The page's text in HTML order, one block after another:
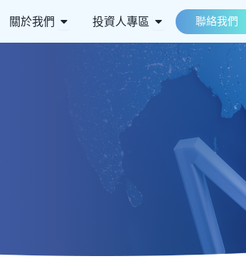
關於我們 Open 關於我們
投資人專區 Open 投資人專區
聯絡我們